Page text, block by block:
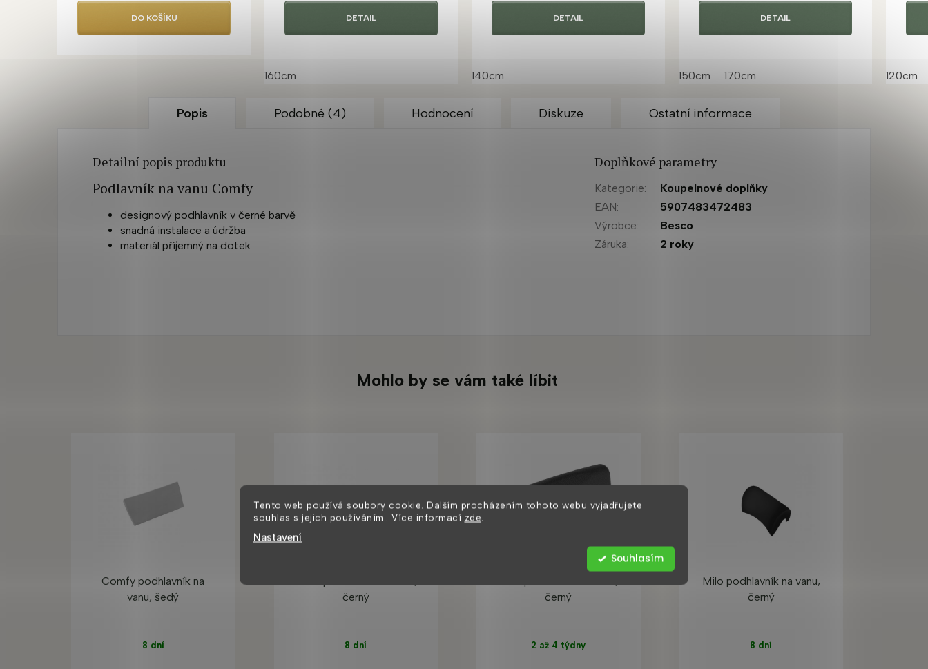
Tento web používá soubory cookie. Dalším procházením tohoto webu vyjadřujete
souhlas s jejich používáním.. Více informací zde.
Nastavení
Souhlasím
DO KOŠÍKU DETAIL
160cm
DETAIL
140cm
DETAIL
150cm 170cm 120cm
Popis Podobné (4) Hodnocení Diskuze Ostatní informace
Detailní popis produktu
Podlavník na vanu Comfy
designový podhlavník v černé barvě
snadná instalace a údržba
materiál příjemný na dotek
Doplňkové parametry
Kategorie:
Koupelnové doplňky
EAN:
5907483472483
Výrobce:
Besco
Záruka: 2 roky
Mohlo by se vám také líbit
Comfy podhlavník na
vanu, šedý
8 dní
černý
8 dní
černý
2 až 4 týdny
Milo podhlavník na vanu,
černý
8 dní